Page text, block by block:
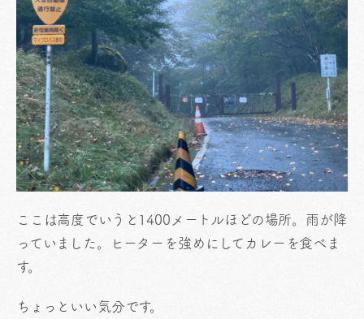
ここは高度でいうと1400メートルほどの場所。雨が降
っていました。ヒーターを強めにしてカレーを食べま
す。
ちょっといい気分です。